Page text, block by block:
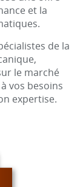
et la
de la
le marché
vos besoins
expertise.